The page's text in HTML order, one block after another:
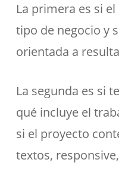
La primera es si
tipo de negocio y
orientada a
La segunda es si
qué incluye el
si el proyecto
textos,